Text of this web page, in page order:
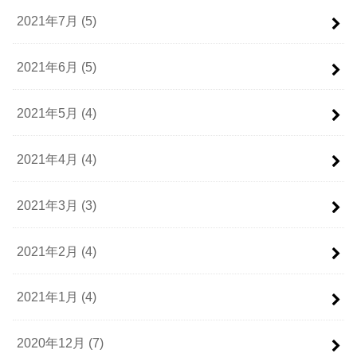
2021年7月 (5)
2021年6月 (5)
2021年5月 (4)
2021年4月 (4)
2021年3月 (3)
2021年2月 (4)
2021年1月 (4)
2020年12月 (7)